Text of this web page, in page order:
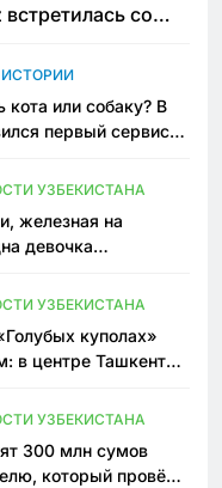
со
ИСТОРИИ
кота или собаку? В
первый сервис
УЗБЕКИСТАНА
железная на
девочка
УЗБЕКИСТАНА
куполах»
в центре Ташкента
УЗБЕКИСТАНА
300 млн сумов
который провёл